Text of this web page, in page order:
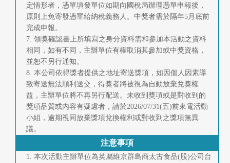
定情形者，憑單填發單位如期向國稅局辦理憑單申報後，
原則上免寄發憑單給納稅義務人。中獎者需於隔年5月底前
完成申報。
7. 領獎確認書上所填寫之身分資料需和參加本活動之資料
相同，如有不同，主辦單位有權取消其參加或中獎資格，
並恕不另行通知。
8. 本公司依得獎者提供之地址寄送獎項，如因個人因素導
致寄送無法順利送交，得獎者將被視為自動放棄兌獎權
益，主辦單位將不再另行配送。未收到獎項或是對收到的
獎項品質或內容有疑慮者，請於2026/07/31(五)前來電活動
小組，逾期視同放棄獎項兌換權利或對收到之獎項無異
議。
注意事項
1. 本次活動主辦單位為英屬維京群島商太古食品(股)公司台